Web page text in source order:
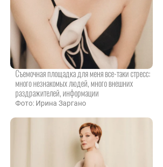
Съемочная площадка для меня все-таки стресс:
много незнакомых людей, много внешних
раздражителей, информации
Фото: Ирина Заргано